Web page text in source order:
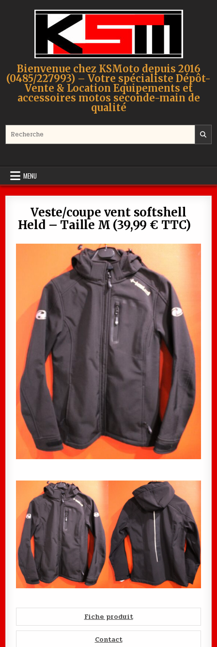
Bienvenue chez KSMoto depuis 2016
(0485/227993) – Votre spécialiste Dépôt-
Vente & Location Equipements et
accessoires motos seconde-main de
qualité
MENU
Veste/coupe vent softshell
Held – Taille M (39,99 € TTC)
Fiche produit
Contact